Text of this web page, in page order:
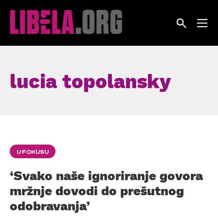
lucia topolansky
U FOKUSU
‘Svako naše ignoriranje govora
mržnje dovodi do prešutnog
odobravanja’